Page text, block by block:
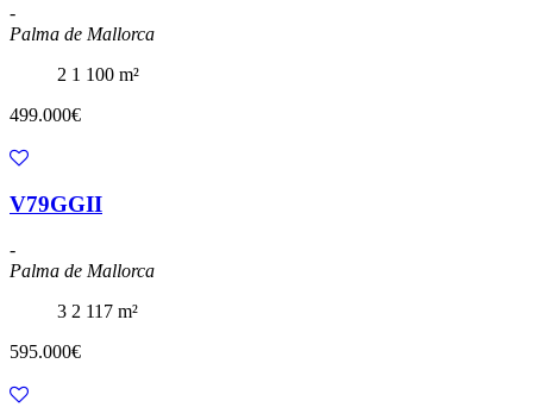
-
Palma de Mallorca
2 1 100 m²
499.000€
V79GGII
-
Palma de Mallorca
3 2 117 m²
595.000€